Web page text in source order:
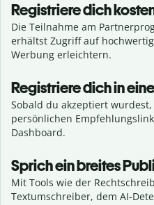
Registriere dich
Die Teilnahme am
erhältst Zugriff auf
Werbung erleichtern.
Registriere dich in
Sobald du akzeptiert
persönlichen
Dashboard.
Sprich ein breites
Mit Tools wie der
Textumschreiber, dem AI-